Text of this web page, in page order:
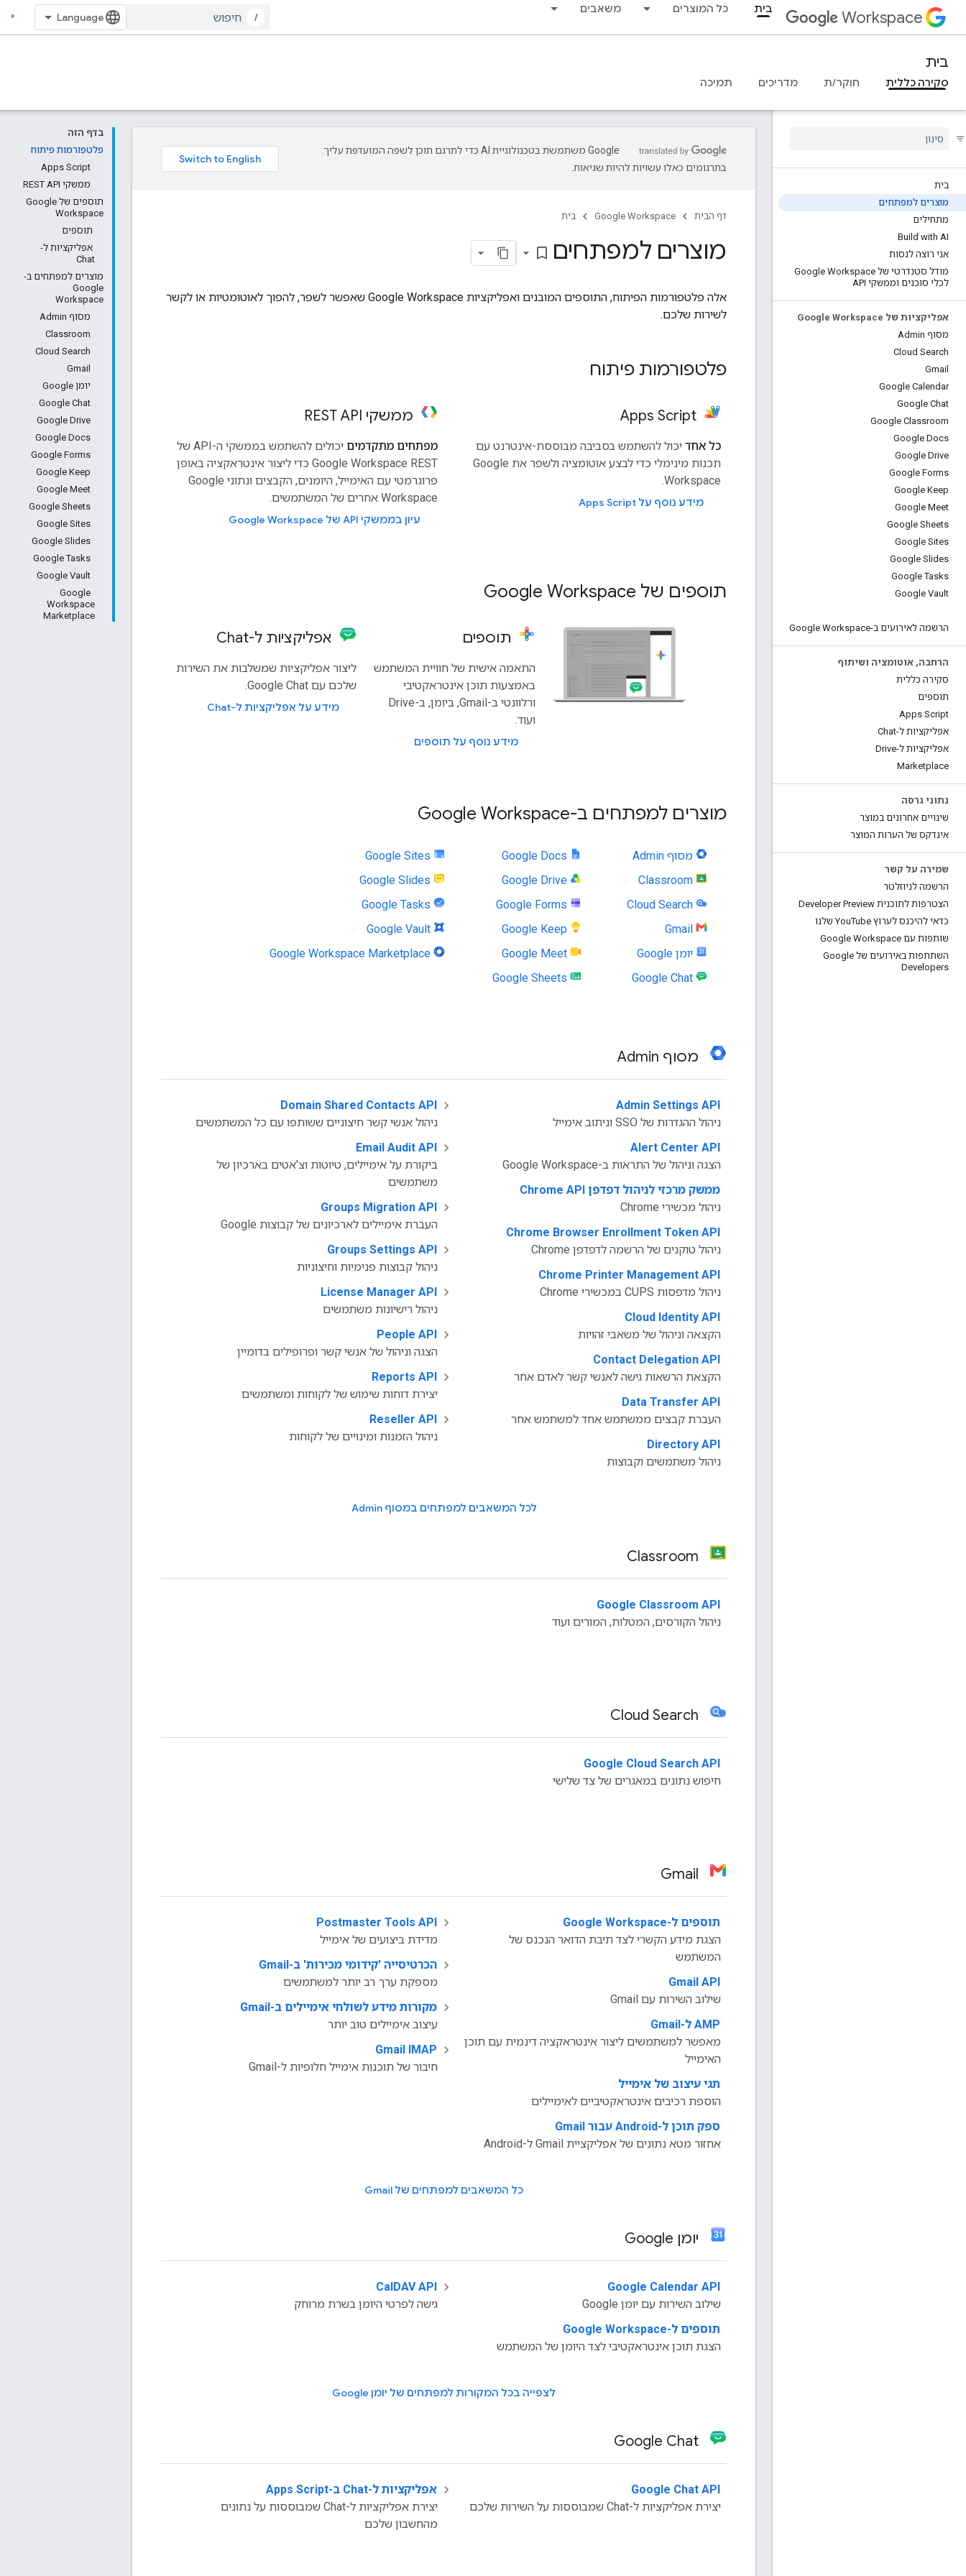
Workspace בית כל המוצרים משאבים
/
בית
סקירה כללית חוקר/ת מדריכים תמיכה
בית
מוצרים למפתחים
מתחילים
Build with AI
אני רוצה לנסות
מודל סטנדרטי של Google Workspace
לכלי סוכנים וממשקי API
אפליקציות של Google Workspace
מסוף Admin
Cloud Search
Gmail
Google Calendar
Google Chat
Google Classroom
Google Docs
Google Drive
Google Forms
Google Keep
Google Meet
Google Sheets
Google Sites
Google Slides
Google Tasks
Google Vault
הרשמה לאירועים ב-Google Workspace
הרחבה, אוטומציה ושיתוף
סקירה כללית
תוספים
Apps Script
אפליקציות ל-Chat
אפליקציות ל-Drive
Marketplace
נתוני גרסה
שינויים אחרונים במוצר
אינדקס של הערות המוצר
שמירה על קשר
הרשמה לניוזלטר
הצטרפות לתוכנית Developer Preview
כדאי להיכנס לערוץ You Tube שלנו
שותפות עם Google Workspace
השתתפות באירועים של Google
Developers
בדף הזה
פלטפורמות פיתוח
‫ ממשקי REST API
תוספים של Google
Workspace
תוספים
אפליקציות ל-
Chat
מוצרים למפתחים ב-
Google
Workspace
מסוף Admin
יומן Google
Google
Workspace
Marketplace
‫Google משתמשת בטכנולוגיית AI כדי לתרגם תוכן לשפה המועדפת עליך.
בתרגומים כאלו עשויות להיות שגיאות.
דף הבית Google Workspace בית
מוצרים למפתחים bookmark_border
אלה פלטפורמות הפיתוח, התוספים המובנים ואפליקציות Google Workspace שאפשר לשפר, להפוך לאוטומטיות או לקשר
לשירות שלכם.
פלטפורמות פיתוח
כל אחד יכול להשתמש בסביבה מבוססת-אינטרנט עם
תכנות מינימלי כדי לבצע אוטומציה ולשפר את Google
Workspace.
מידע נוסף על Apps Script
ממשקי REST API
מפתחים מתקדמים
יכולים להשתמש בממשקי ה-API של
Google Workspace REST כדי ליצור אינטראקציה באופן
פרוגרמטי עם האימייל, היומנים, הקבצים ונתוני Google
Workspace אחרים של המשתמשים.
עיון בממשקי API של Google Workspace
תוספים של Google Workspace
תוספים
התאמה אישית של חוויית המשתמש
באמצעות תוכן אינטראקטיבי
ורלוונטי ב-Gmail, ביומן, ב-Drive
ועוד.
מידע נוסף על תוספים
אפליקציות ל-Chat
ליצור אפליקציות שמשלבות את השירות
שלכם עם Google Chat.
מידע על אפליקציות ל-Chat
מוצרים למפתחים ב-Google Workspace
מסוף Admin
Classroom
Cloud Search
Gmail
יומן Google
Google Chat
Google Docs
Google Drive
Google Forms
Google Keep
Google Meet
Google Sheets
Google Sites
Google Slides
Google Tasks
Google Vault
Google Workspace Marketplace
מסוף Admin
Admin Settings API
ניהול ההגדרות של SSO וניתוב אימייל
Alert Center API
הצגה וניהול של התראות ב-Google Workspace
ממשק מרכזי לניהול דפדפן Chrome API
ניהול מכשירי Chrome
Chrome Browser Enrollment Token API
ניהול טוקנים של הרשמה לדפדפן Chrome
Chrome Printer Management API
ניהול מדפסות CUPS במכשירי Chrome
Cloud Identity API
הקצאה וניהול של משאבי זהויות
Contact Delegation API
הקצאת הרשאות גישה לאנשי קשר לאדם אחר
Data Transfer API
העברת קבצים ממשתמש אחד למשתמש אחר
Directory API
ניהול משתמשים וקבוצות
Domain Shared Contacts API
ניהול אנשי קשר חיצוניים ששותפו עם כל המשתמשים
Email Audit API
ביקורת על אימיילים, טיוטות וצ'אטים בארכיון של
משתמשים
Groups Migration API
העברת אימיילים לארכיונים של קבוצות Google
Groups Settings API
ניהול קבוצות פנימיות וחיצוניות
License Manager API
ניהול רישיונות משתמשים
People API
הצגה וניהול של אנשי קשר ופרופילים בדומיין
Reports API
יצירת דוחות שימוש של לקוחות ומשתמשים
Reseller API
ניהול הזמנות ומינויים של לקוחות
לכל המשאבים למפתחים במסוף Admin
Google Classroom API
ניהול הקורסים, המטלות, המורים ועוד
Google Cloud Search API
חיפוש נתונים במאגרים של צד שלישי
תוספים ל-Google Workspace
הצגת מידע הקשרי לצד תיבת הדואר הנכנס של
המשתמש
Gmail API
שילוב השירות עם Gmail
AMP ל-Gmail
מאפשר למשתמשים ליצור אינטראקציה דינמית עם תוכן
האימייל
תגי עיצוב של אימייל
הוספת רכיבים אינטראקטיביים לאימיילים
ספק תוכן ל-Android עבור Gmail
אחזור מטא נתונים של אפליקציית Gmail ל-Android
Postmaster Tools API
מדידת ביצועים של אימייל
הכרטיסייה 'קידומי מכירות' ב-Gmail
מספקת ערך רב יותר למשתמשים
מקורות מידע לשולחי אימיילים ב-Gmail
עיצוב אימיילים טוב יותר
Gmail IMAP
חיבור של תוכנות אימייל חלופיות ל-Gmail
כל המשאבים למפתחים של Gmail
יומן Google
Google Calendar API
שילוב השירות עם יומן Google
תוספים ל-Google Workspace
הצגת תוכן אינטראקטיבי לצד היומן של המשתמש
CalDAV API
גישה לפרטי היומן בשרת מרוחק
לצפייה בכל המקורות למפתחים של יומן Google
Google Chat API
יצירת אפליקציות ל-Chat שמבוססות על השירות שלכם
אפליקציות ל-Chat ב-Apps Script
יצירת אפליקציות ל-Chat שמבוססות על נתונים
מהחשבון שלכם